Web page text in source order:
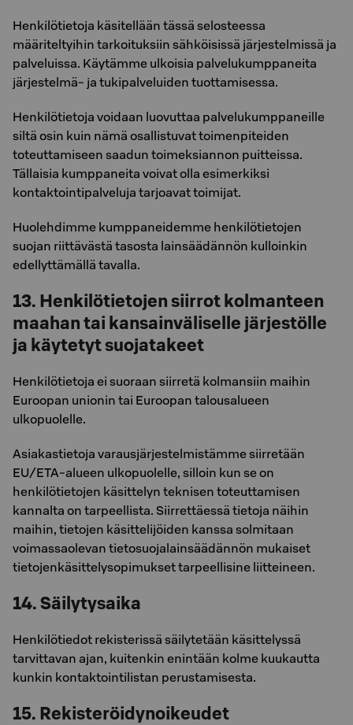
Henkilötietoja käsitellään tässä selosteessa
määriteltyihin tarkoituksiin sähköisissä järjestelmissä ja
palveluissa. Käytämme ulkoisia palvelukumppaneita
järjestelmä- ja tukipalveluiden tuottamisessa.
Henkilötietoja voidaan luovuttaa palvelukumppaneille
siltä osin kuin nämä osallistuvat toimenpiteiden
toteuttamiseen saadun toimeksiannon puitteissa.
Tällaisia kumppaneita voivat olla esimerkiksi
kontaktointipalveluja tarjoavat toimijat.
Huolehdimme kumppaneidemme henkilötietojen
suojan riittävästä tasosta lainsäädännön kulloinkin
edellyttämällä tavalla.
13. Henkilötietojen siirrot kolmanteen
maahan tai kansainväliselle järjestölle
ja käytetyt suojatakeet
Henkilötietoja ei suoraan siirretä kolmansiin maihin
Euroopan unionin tai Euroopan talousalueen
ulkopuolelle.
Asiakastietoja varausjärjestelmistämme siirretään
EU/ETA-alueen ulkopuolelle, silloin kun se on
henkilötietojen käsittelyn teknisen toteuttamisen
kannalta on tarpeellista. Siirrettäessä tietoja näihin
maihin, tietojen käsittelijöiden kanssa solmitaan
voimassaolevan tietosuojalainsäädännön mukaiset
tietojenkäsittelysopimukset tarpeellisine liitteineen.
14. Säilytysaika
Henkilötiedot rekisterissä säilytetään käsittelyssä
tarvittavan ajan, kuitenkin enintään kolme kuukautta
kunkin kontaktointilistan perustamisesta.
15. Rekisteröidynoikeudet